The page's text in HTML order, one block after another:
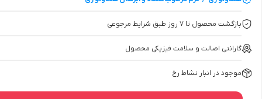
بازگشت محصول تا ۷ روز طبق شرایط مرجوعی
گارانتی اصالت و سلامت فیزیکی محصول
موجود در انبار نشاط رخ